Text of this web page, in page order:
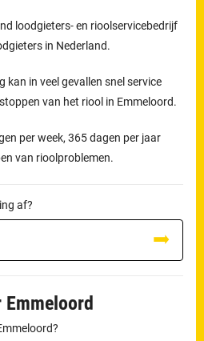
loodgieters- en rioolservicebedrijf
in Nederland.
kan in veel gevallen snel service
van het riool in Emmeloord.
per week, 365 dagen per jaar
van rioolproblemen.
af?